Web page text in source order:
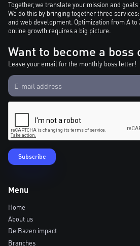
Together, we translate your mission and
We do this by bringing together three
and web development. Optimization from A to
online growth requires a big picture.
Want to become a boss
Leave your email for the monthly boss letter!
Menu
Home
About us
De Bazen impact
Branches